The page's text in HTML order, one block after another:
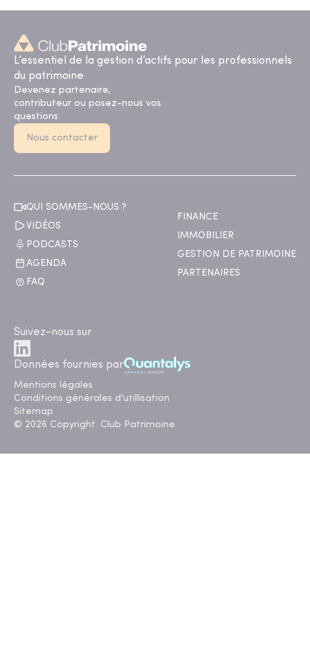
L’essentiel de la gestion d’actifs pour les professionnels
du patrimoine
Devenez partenaire,
contributeur ou posez-nous vos
questions
Nous contacter
QUI SOMMES-NOUS ?
VIDÉOS
PODCASTS
AGENDA
FAQ
FINANCE
IMMOBILIER
GESTION DE PATRIMOINE
PARTENAIRES
Suivez-nous sur
Données fournies par
Mentions légales
Conditions générales d'utillisation
Sitemap
© 2026 Copyright. Club Patrimoine